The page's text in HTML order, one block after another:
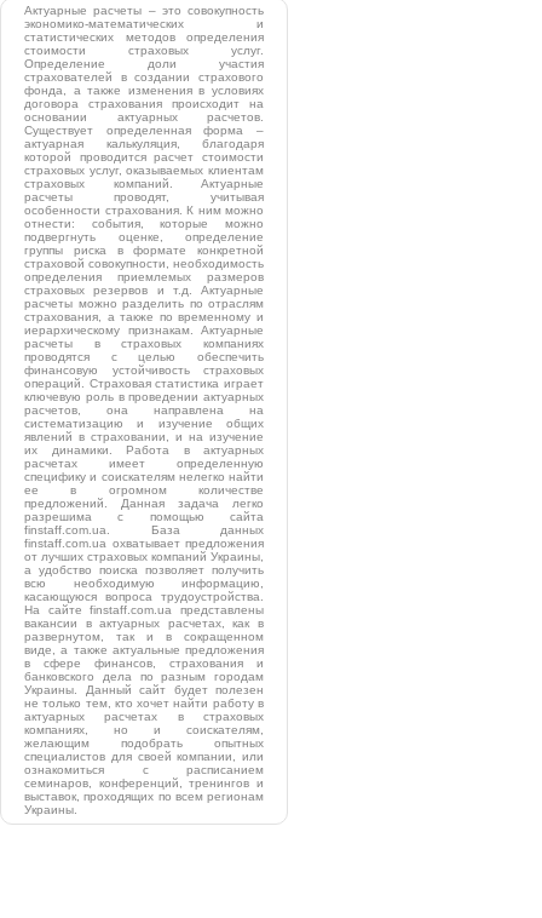
Актуарные расчеты – это совокупность
экономико-математических и
статистических методов определения
стоимости страховых услуг.
Определение доли участия
страхователей в создании страхового
фонда, а также изменения в условиях
договора страхования происходит на
основании актуарных расчетов.
Существует определенная форма –
актуарная калькуляция, благодаря
которой проводится расчет стоимости
страховых услуг, оказываемых клиентам
страховых компаний. Актуарные
расчеты проводят, учитывая
особенности страхования. К ним можно
отнести: события, которые можно
подвергнуть оценке, определение
группы риска в формате конкретной
страховой совокупности, необходимость
определения приемлемых размеров
страховых резервов и т.д. Актуарные
расчеты можно разделить по отраслям
страхования, а также по временному и
иерархическому признакам. Актуарные
расчеты в страховых компаниях
проводятся с целью обеспечить
финансовую устойчивость страховых
операций. Страховая статистика играет
ключевую роль в проведении актуарных
расчетов, она направлена на
систематизацию и изучение общих
явлений в страховании, и на изучение
их динамики. Работа в актуарных
расчетах имеет определенную
специфику и соискателям нелегко найти
ее в огромном количестве
предложений. Данная задача легко
разрешима с помощью сайта
finstaff.com.ua. База данных
finstaff.com.ua охватывает предложения
от лучших страховых компаний Украины,
а удобство поиска позволяет получить
всю необходимую информацию,
касающуюся вопроса трудоустройства.
На сайте finstaff.com.ua представлены
вакансии в актуарных расчетах, как в
развернутом, так и в сокращенном
виде, а также актуальные предложения
в сфере финансов, страхования и
банковского дела по разным городам
Украины. Данный сайт будет полезен
не только тем, кто хочет найти работу в
актуарных расчетах в страховых
компаниях, но и соискателям,
желающим подобрать опытных
специалистов для своей компании, или
ознакомиться с расписанием
семинаров, конференций, тренингов и
выставок, проходящих по всем регионам
Украины.